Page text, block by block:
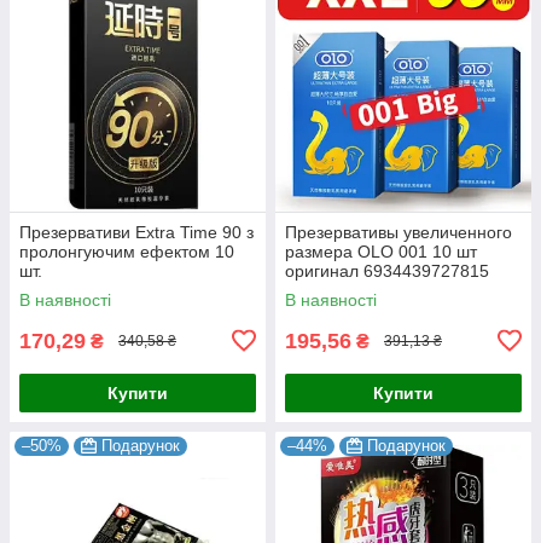
Презервативи Extra Time 90 з
пролонгуючим ефектом 10
шт.
В наявності
170,29 ₴ 340,58 ₴
Купити
Презервативы увеличенного
размера OLO 001 10 шт
оригинал 6934439727815
В наявності
195,56 ₴ 391,13 ₴
Купити
–50% Подарунок –44% Подарунок